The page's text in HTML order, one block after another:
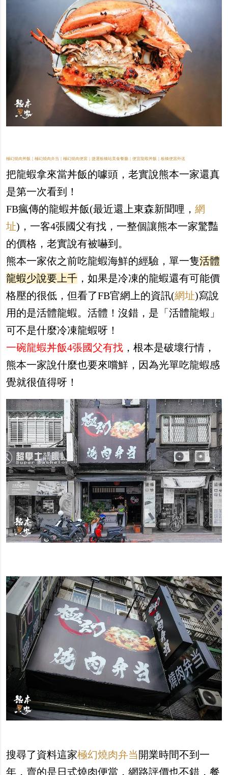
極幻燒肉丼飯｜極幻燒肉弁当｜極幻燒肉便當｜捷運板橋站美食餐廳｜便宜龍蝦丼飯｜板橋便當外送
把龍蝦拿來當丼飯的噱頭，老實說熊本一家還真
是第一次看到！
FB瘋傳的龍蝦丼飯(最近還上東森新聞哩， 網
址)，一客4張國父有找，一整個讓熊本一家驚豔
的價格，老實說有被嚇到。
熊本一家依之前吃龍蝦海鮮的經驗，單一隻活體
龍蝦少說要上千 ，如果是冷凍的龍蝦還有可能價
格壓的很低，但看了FB官網上的資訊(網址)寫說
用的是活體龍蝦。活體！沒錯，是「活體龍蝦」
可不是什麼冷凍龍蝦呀！
一碗龍蝦丼飯4張國父有找 ，根本是破壞行情，
熊本一家說什麼也要來嚐鮮，因為光單吃龍蝦感
覺就很值得呀！
搜尋了資料這家極幻燒肉弁当 開業時間不到一
年，賣的是日式燒肉便當，網路評價也不錯，餐